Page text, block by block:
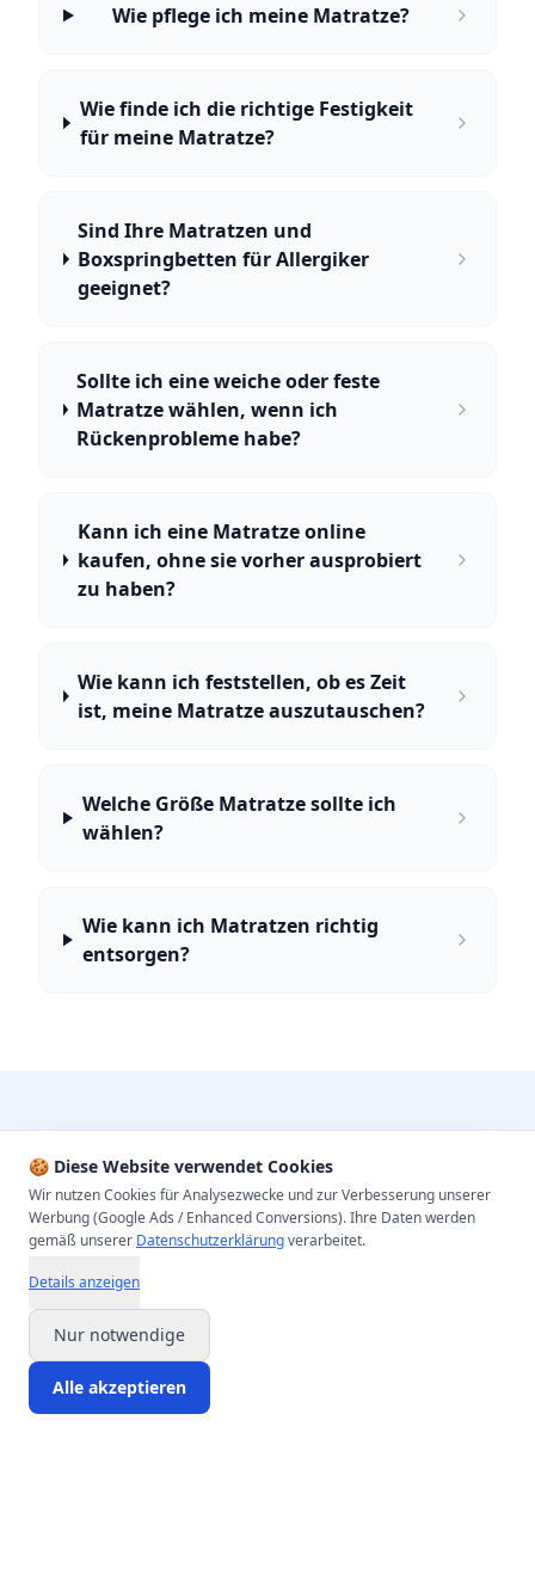
Wie pflege ich meine Matratze?
Wie finde ich die richtige Festigkeit
für meine Matratze?
Sind Ihre Matratzen und
Boxspringbetten für Allergiker
geeignet?
Sollte ich eine weiche oder feste
Matratze wählen, wenn ich
Rückenprobleme habe?
Kann ich eine Matratze online
kaufen, ohne sie vorher ausprobiert
zu haben?
Wie kann ich feststellen, ob es Zeit
ist, meine Matratze auszutauschen?
Welche Größe Matratze sollte ich
wählen?
Wie kann ich Matratzen richtig
entsorgen?
Unser Team berät Sie gerne persönlich – kostenlos und
unverbindlich.
Jetzt Beratungstermin buchen
🍪 Diese Website verwendet Cookies
Wir nutzen Cookies für Analysezwecke und zur Verbesserung unserer
Werbung (Google Ads / Enhanced Conversions). Ihre Daten werden
gemäß unserer Datenschutzerklärungverarbeitet.
Details anzeigen
Nur notwendige
Alle akzeptieren
Start Produkte